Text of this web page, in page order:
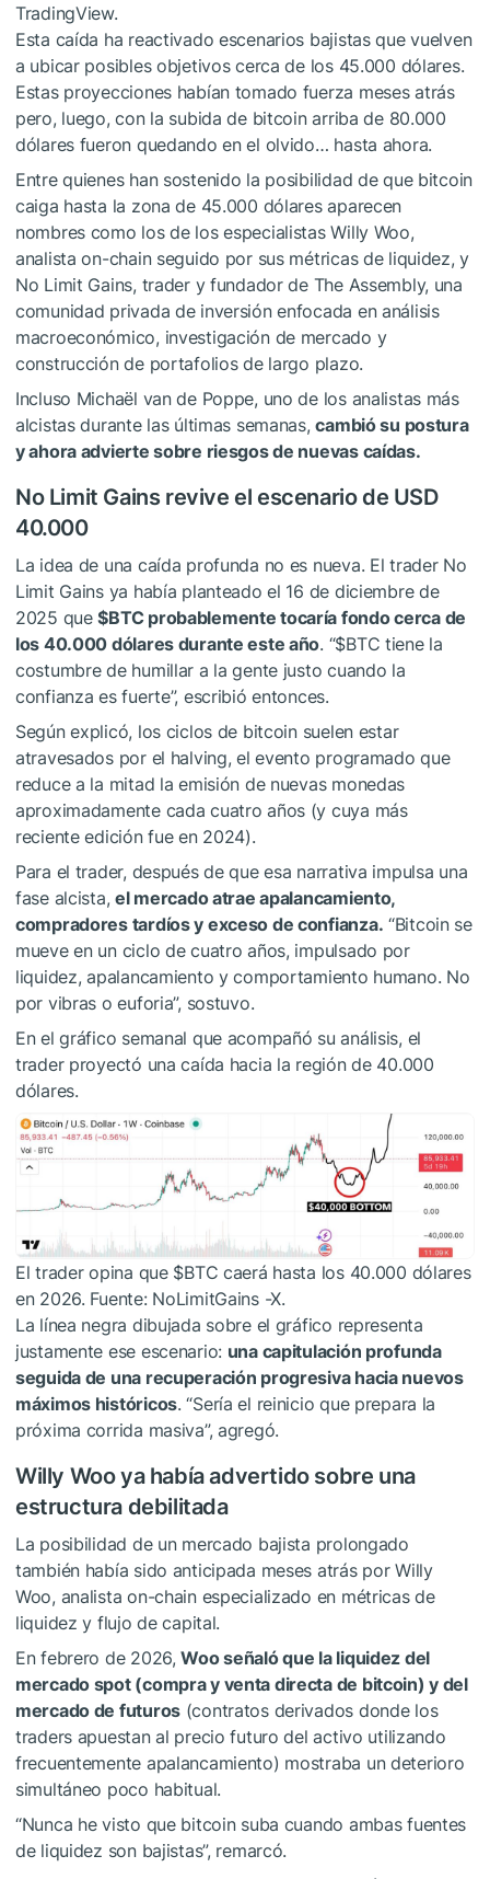
TradingView.
Esta caída ha reactivado escenarios bajistas que vuelven
a ubicar posibles objetivos cerca de los 45.000 dólares.
Estas proyecciones habían tomado fuerza meses atrás
pero, luego, con la subida de bitcoin arriba de 80.000
dólares fueron quedando en el olvido… hasta ahora.
Entre quienes han sostenido la posibilidad de que bitcoin
caiga hasta la zona de 45.000 dólares aparecen
nombres como los de los especialistas Willy Woo,
analista on-chain seguido por sus métricas de liquidez, y
No Limit Gains, trader y fundador de The Assembly, una
comunidad privada de inversión enfocada en análisis
macroeconómico, investigación de mercado y
construcción de portafolios de largo plazo.
Incluso Michaël van de Poppe, uno de los analistas más
alcistas durante las últimas semanas,cambió su postura
y ahora advierte sobre riesgos de nuevas caídas.
No Limit Gains revive el escenario de USD
40.000
La idea de una caída profunda no es nueva. El trader No
Limit Gains ya había planteado el 16 de diciembre de
2025 que$BTCprobablemente tocaría fondo cerca de
los 40.000 dólares durante este año. “$BTC tiene la
costumbre de humillar a la gente justo cuando la
confianza es fuerte”, escribió entonces.
Según explicó, los ciclos de bitcoin suelen estar
atravesados por el halving, el evento programado que
reduce a la mitad la emisión de nuevas monedas
aproximadamente cada cuatro años (y cuya más
reciente edición fue en 2024).
Para el trader, después de que esa narrativa impulsa una
fase alcista,el mercado atrae apalancamiento,
compradores tardíos y exceso de confianza. “Bitcoin se
mueve en un ciclo de cuatro años, impulsado por
liquidez, apalancamiento y comportamiento humano. No
por vibras o euforia”, sostuvo.
En el gráfico semanal que acompañó su análisis, el
trader proyectó una caída hacia la región de 40.000
dólares.
El trader opina que $BTC caerá hasta los 40.000 dólares
en 2026. Fuente: NoLimitGains -X.
La línea negra dibujada sobre el gráfico representa
justamente ese escenario: una capitulación profunda
seguida de una recuperación progresiva hacia nuevos
máximos históricos. “Sería el reinicio que prepara la
próxima corrida masiva”, agregó.
Willy Woo ya había advertido sobre una
estructura debilitada
La posibilidad de un mercado bajista prolongado
también había sido anticipada meses atrás por Willy
Woo, analista on-chain especializado en métricas de
liquidez y flujo de capital.
En febrero de 2026,Woo señaló que la liquidez del
mercado spot (compra y venta directa de bitcoin) y del
mercado de futuros(contratos derivados donde los
traders apuestan al precio futuro del activo utilizando
frecuentemente apalancamiento) mostraba un deterioro
simultáneo poco habitual.
“Nunca he visto que bitcoin suba cuando ambas fuentes
de liquidez son bajistas”, remarcó.